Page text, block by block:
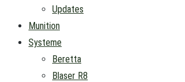
Updates
Munition
Systeme
Beretta
Blaser R8